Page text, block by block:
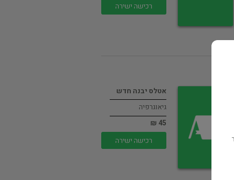
רכישה ישירה
אטלס יבנה חדש
גיאוגרפיה
45 ₪
רכישה ישירה